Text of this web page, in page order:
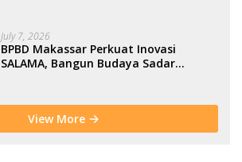
July 7, 2026
BPBD Makassar Perkuat Inovasi
SALAMA, Bangun Budaya Sadar
View More